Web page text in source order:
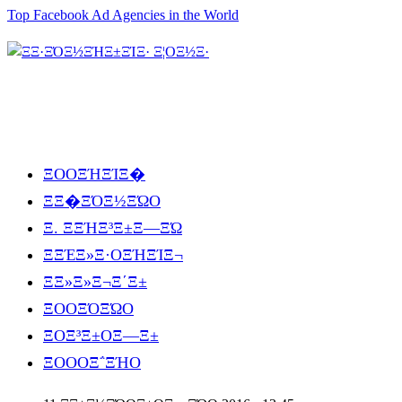
Top Facebook Ad Agencies in the World
ΞΟΟΞΉΞΊΞ�
ΞΞ�ΞΌΞ½ΞΏΟ
Ξ. ΞΞΉΞ³Ξ±Ξ―ΞΏ
ΞΞΈΞ»Ξ·ΟΞΉΞΊΞ¬
ΞΞ»Ξ»Ξ¬Ξ΄Ξ±
ΞΟΟΞΌΞΏΟ
ΞΟΞ³Ξ±ΟΞ―Ξ±
ΞΟΟΟΞ΅ΞΉΟ